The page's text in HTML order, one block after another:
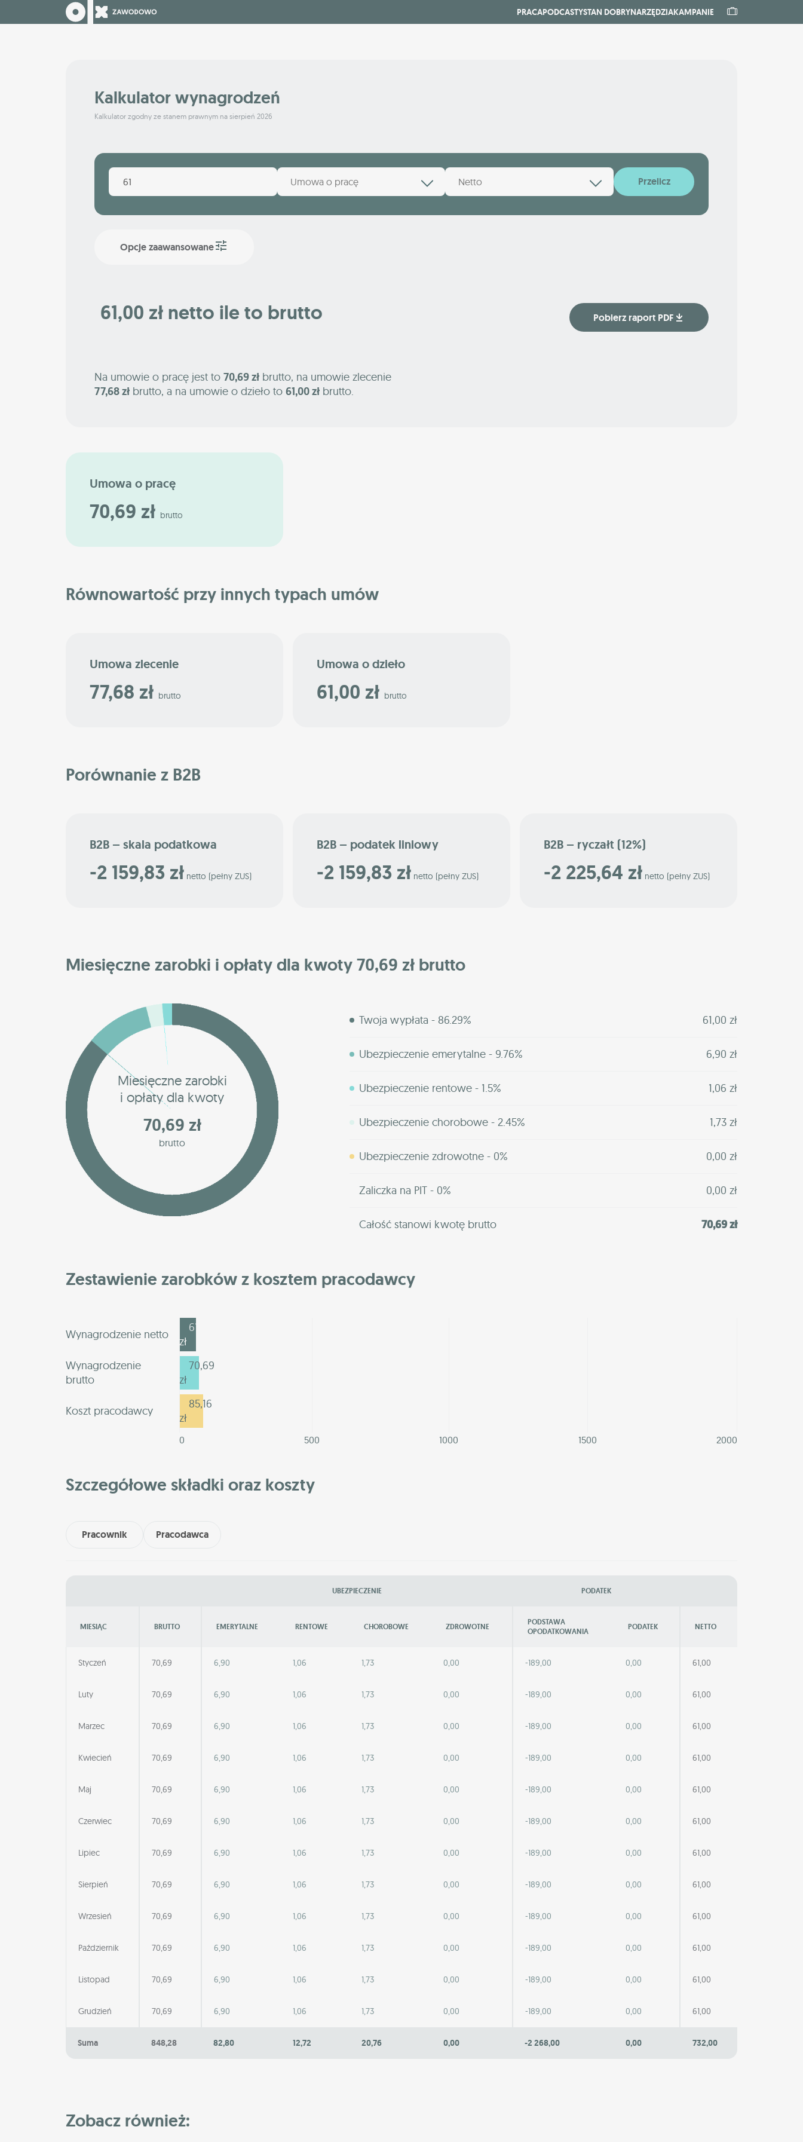
PRACAPODCASTYSTAN DOBRYNARZĘDZIAKAMPANIE
Kalkulator wynagrodzeń
Kalkulator zgodny ze stanem prawnym na sierpień 2026
Umowa o pracę Netto Przelicz
Opcje zaawansowane
61,00 zł netto ile to brutto Pobierz raport PDF
Na umowie o pracę jest to 70,69 zł brutto, na umowie zlecenie
77,68 zł brutto, a na umowie o dzieło to 61,00 zł brutto.
Umowa o pracę
70,69 zł brutto
Równowartość przy innych typach umów
Umowa zlecenie
77,68 zł brutto
Umowa o dzieło
61,00 zł brutto
Porównanie z B2B
B2B – skala podatkowa
-2 159,83 zł netto (pełny ZUS)
B2B – podatek liniowy
-2 159,83 zł netto (pełny ZUS)
B2B – ryczałt (12%)
-2 225,64 zł netto (pełny ZUS)
Miesięczne zarobki i opłaty dla kwoty 70,69 zł brutto
Miesięczne zarobki
i opłaty dla kwoty
70,69 zł
brutto
Twoja wypłata - 86.29% 61,00 zł
Ubezpieczenie emerytalne - 9.76% 6,90 zł
Ubezpieczenie rentowe - 1.5% 1,06 zł
Ubezpieczenie chorobowe - 2.45% 1,73 zł
Ubezpieczenie zdrowotne - 0% 0,00 zł
Zaliczka na PIT - 0% 0,00 zł
Całość stanowi kwotę brutto 70,69 zł
Zestawienie zarobków z kosztem pracodawcy
Wynagrodzenie netto
61,00
zł
Wynagrodzenie
brutto
70,69
zł
Koszt pracodawcy
85,16
zł
0 500 1000 1500 2000
Szczegółowe składki oraz koszty
Pracownik Pracodawca
UBEZPIECZENIE PODATEK
MIESIĄC BRUTTO EMERYTALNE RENTOWE CHOROBOWE ZDROWOTNE
PODSTAWA
OPODATKOWANIA
PODATEK NETTO
Styczeń 70,69 6,90 1,06 1,73 0,00 -189,00 0,00 61,00
Luty 70,69 6,90 1,06 1,73 0,00 -189,00 0,00 61,00
Marzec 70,69 6,90 1,06 1,73 0,00 -189,00 0,00 61,00
Kwiecień 70,69 6,90 1,06 1,73 0,00 -189,00 0,00 61,00
Maj 70,69 6,90 1,06 1,73 0,00 -189,00 0,00 61,00
Czerwiec 70,69 6,90 1,06 1,73 0,00 -189,00 0,00 61,00
Lipiec 70,69 6,90 1,06 1,73 0,00 -189,00 0,00 61,00
Sierpień 70,69 6,90 1,06 1,73 0,00 -189,00 0,00 61,00
Wrzesień 70,69 6,90 1,06 1,73 0,00 -189,00 0,00 61,00
Październik 70,69 6,90 1,06 1,73 0,00 -189,00 0,00 61,00
Listopad 70,69 6,90 1,06 1,73 0,00 -189,00 0,00 61,00
Grudzień 70,69 6,90 1,06 1,73 0,00 -189,00 0,00 61,00
Suma 848,28 82,80 12,72 20,76 0,00 -2 268,00 0,00 732,00
Zobacz również: